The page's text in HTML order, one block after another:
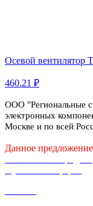
Осевой вентилятор
460.21 ₽
ООО "Региональные
электронных
Москве и по всей
Данное